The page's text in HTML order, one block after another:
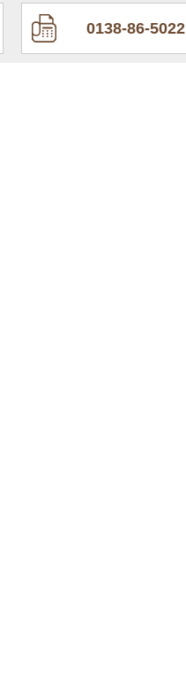
0138-86-5022